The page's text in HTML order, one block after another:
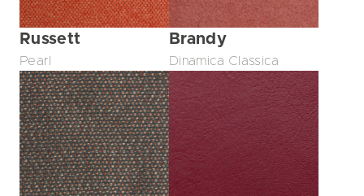
Russett
Pearl
Brandy
Dinamica Classica